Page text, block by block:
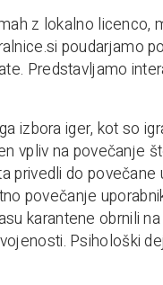
z lokalno licenco,
poudarjamo
Predstavljamo
izbora iger, kot so
vpliv na povečanje
privedli do
povečanje
karantene obrnili
Psihološki